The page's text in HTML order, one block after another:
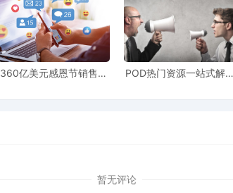
360亿美元感恩节销售额
POD热门资源一站式解决
暂无评论